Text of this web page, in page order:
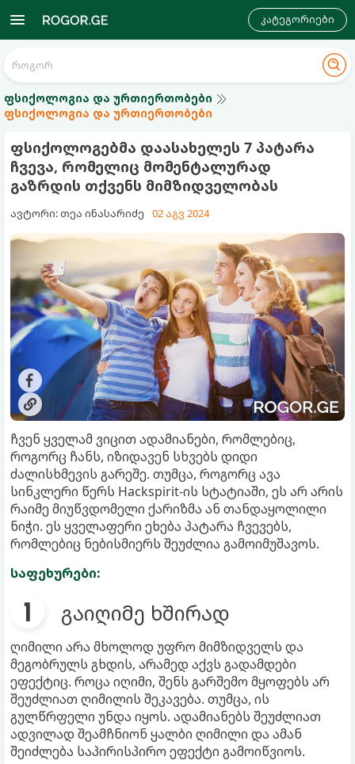
კატეგორიები
ფსიქოლოგია და ურთიერთობები
ფსიქოლოგია და ურთიერთობები
ფსიქოლოგებმა დაასახელეს 7 პატარა
ჩვევა, რომელიც მომენტალურად
გაზრდის თქვენს მიმზიდველობას
ავტორი: თეა ინასარიძე 02 აგვ 2024
ჩვენ ყველამ ვიცით ადამიანები, რომლებიც,
როგორც ჩანს, იზიდავენ სხვებს დიდი
ძალისხმევის გარეშე. თუმცა, როგორც ავა
სინკლერი წერს Hackspirit-ის სტატიაში, ეს არ არის
რაიმე მიუწვდომელი ქარიზმა ან თანდაყოლილი
ნიჭი. ეს ყველაფერი ეხება პატარა ჩვევებს,
რომლებიც ნებისმიერს შეუძლია გამოიმუშავოს.
საფეხურები:
გაიღიმე ხშირად
ღიმილი არა მხოლოდ უფრო მიმზიდველს და
მეგობრულს გხდის, არამედ აქვს გადამდები
ეფექტიც. როცა იღიმი, შენს გარშემო მყოფებს არ
შეუძლიათ ღიმილის შეკავება. თუმცა, ის
გულწრფელი უნდა იყოს. ადამიანებს შეუძლიათ
ადვილად შეამჩნიონ ყალბი ღიმილი და ამან
შეიძლება საპირისპირო ეფექტი გამოიწვიოს.